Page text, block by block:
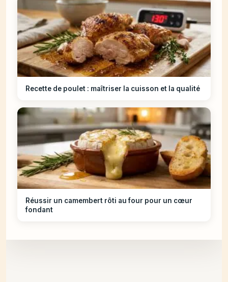
Recette de poulet : maîtriser la cuisson et la qualité
Réussir un camembert rôti au four pour un cœur
fondant